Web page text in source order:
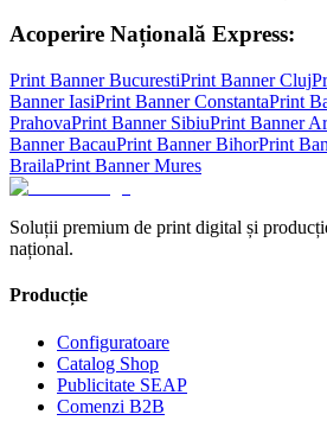
Acoperire Națională Express:
Print BannerBucurestiPrint BannerCluj
BannerIasiPrint BannerConstantaPrint
PrahovaPrint Banner SibiuPrint Banner
BannerBacauPrint BannerBihorPrint
BrailaPrint BannerMures
Soluții premium de print digital și
național.
Producție
Configuratoare
Catalog Shop
Publicitate SEAP
Comenzi B2B